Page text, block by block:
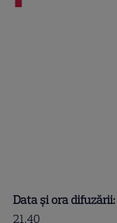
Data și ora difuzării:
21.40